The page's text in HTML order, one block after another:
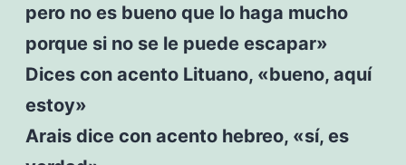
pero no es bueno que lo haga mucho
porque si no se le puede escapar»
Dices con acento Lituano, «bueno, aquí
estoy»
Arais dice con acento hebreo, «sí, es